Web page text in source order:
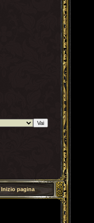
Inizio pagina